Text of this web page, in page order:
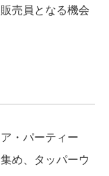
売員となる機会
・パーティー
め、タッパーウ